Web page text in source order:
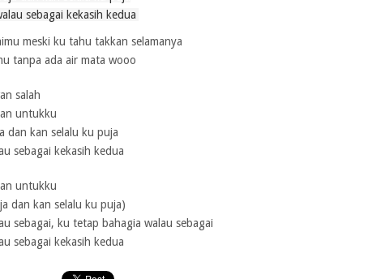
sebagai kekasih kedua
meski ku tahu takkan selamanya
tanpa ada air mata wooo
salah
untukku
dan kan selalu ku puja
sebagai kekasih kedua
untukku
dan kan selalu ku puja)
sebagai, ku tetap bahagia walau sebagai
sebagai kekasih kedua